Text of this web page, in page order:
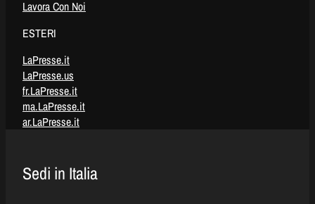
Lavora Con Noi
ESTERI
LaPresse.it
LaPresse.us
fr.LaPresse.it
ma.LaPresse.it
ar.LaPresse.it
Sedi in Italia